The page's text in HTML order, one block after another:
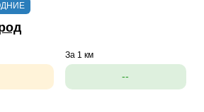
За 1 км
--